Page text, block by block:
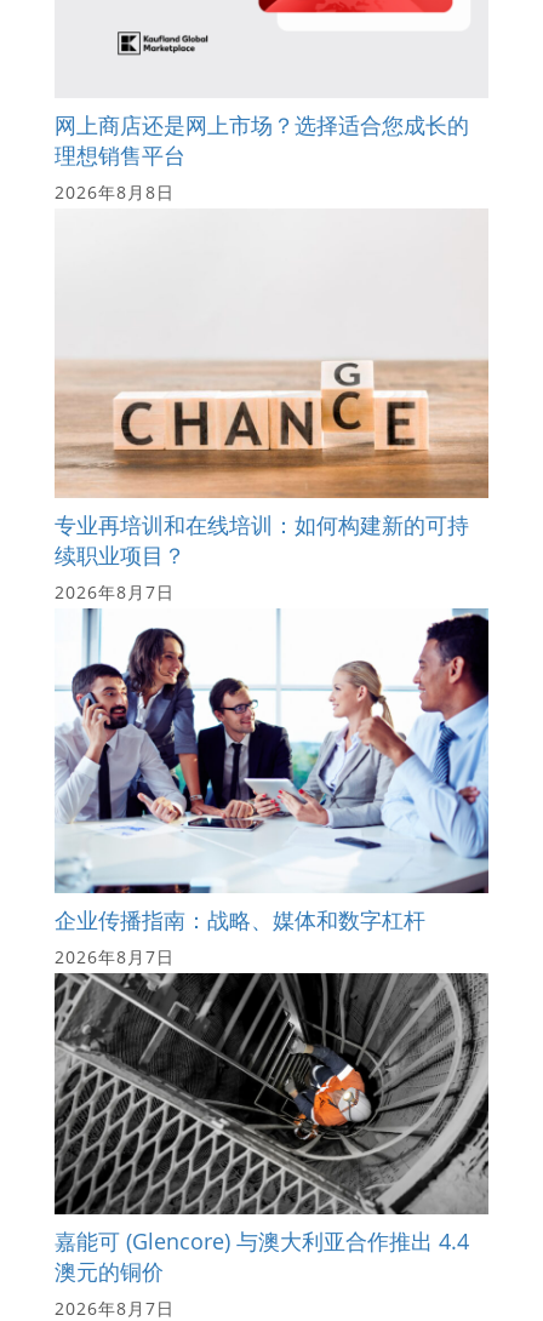
网上商店还是网上市场？选择适合您成长的
理想销售平台
2026年8月8日
专业再培训和在线培训：如何构建新的可持
续职业项目？
2026年8月7日
企业传播指南：战略、媒体和数字杠杆
2026年8月7日
嘉能可 (Glencore) 与澳大利亚合作推出 4.4
澳元的铜价
2026年8月7日